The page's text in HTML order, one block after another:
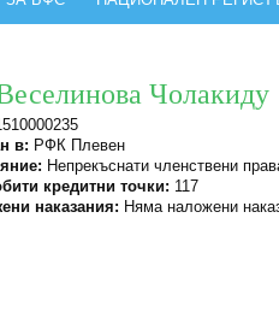
Чолакиду
в: РФК Плевен
Непрекъснати членствени
кредитни точки: 117
наказания: Няма наложени